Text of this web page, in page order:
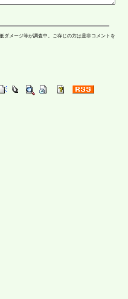
ダメージ等が調査中。ご存じの方は是非コメントを